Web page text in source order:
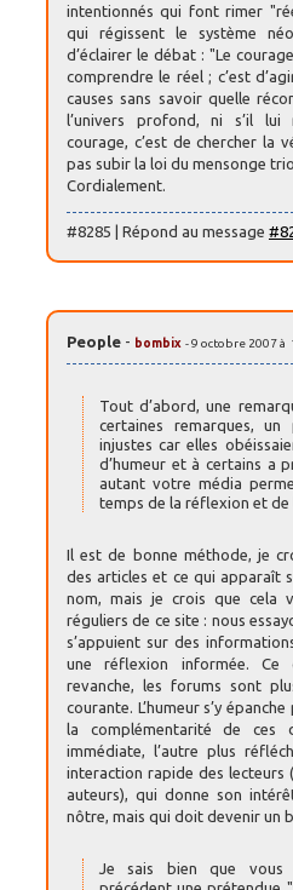
intentionnés qui font rimer
qui régissent le système
d’éclairer le débat : "Le
comprendre le réel ; c’est
causes sans savoir quelle
l’univers profond, ni s’il lui
courage, c’est de chercher la
pas subir la loi du mensonge
Cordialement.
#8285 | Répond au message
People - bombix - 9 octobre 2007 à
Tout d’abord, une
certaines remarques,
injustes car elles
d’humeur et à certains a
autant votre média
temps de la réflexion et de
Il est de bonne méthode, je
des articles et ce qui apparaît
nom, mais je crois que cela
réguliers de ce site : nous
s’appuient sur des
une réflexion informée. Ce
revanche, les forums sont
courante. L’humeur s’y
la complémentarité de ces
immédiate, l’autre plus
interaction rapide des lecteurs
auteurs), qui donne son
nôtre, mais qui doit devenir un
Je sais bien que vous